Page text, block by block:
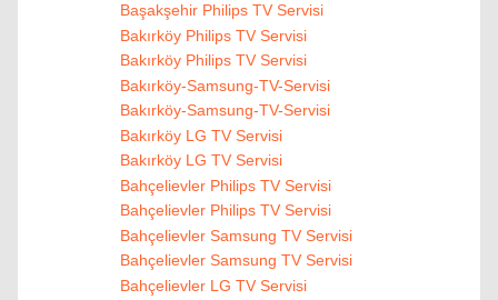
Başakşehir Philips TV Servisi
Bakırköy Philips TV Servisi
Bakırköy Philips TV Servisi
Bakırköy-Samsung-TV-Servisi
Bakırköy-Samsung-TV-Servisi
Bakırköy LG TV Servisi
Bakırköy LG TV Servisi
Bahçelievler Philips TV Servisi
Bahçelievler Philips TV Servisi
Bahçelievler Samsung TV Servisi
Bahçelievler Samsung TV Servisi
Bahçelievler LG TV Servisi